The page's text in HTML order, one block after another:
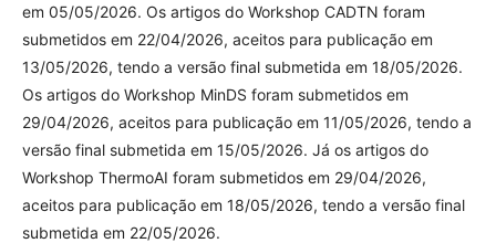
em 05/05/2026. Os artigos do Workshop CADTN foram
submetidos em 22/04/2026, aceitos para publicação em
13/05/2026, tendo a versão final submetida em 18/05/2026.
Os artigos do Workshop MinDS foram submetidos em
29/04/2026, aceitos para publicação em 11/05/2026, tendo a
versão final submetida em 15/05/2026. Já os artigos do
Workshop ThermoAI foram submetidos em 29/04/2026,
aceitos para publicação em 18/05/2026, tendo a versão final
submetida em 22/05/2026.